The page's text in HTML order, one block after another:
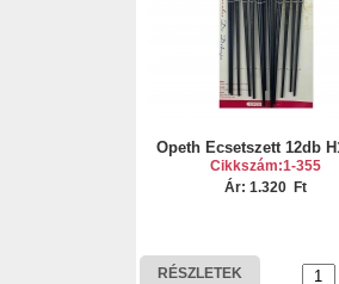
Opeth Ecsetszett 12db
Cikkszám:1-355
Ár: 1.320 Ft
RÉSZLETEK